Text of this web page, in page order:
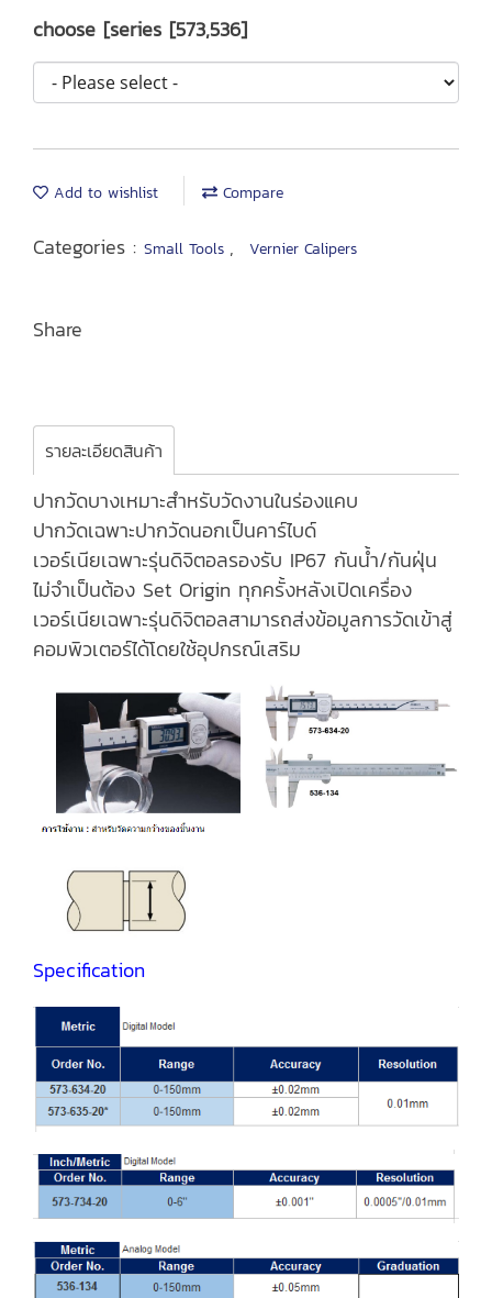
choose [series [573,536]
Add to wishlist Compare
Categories : Small Tools , Vernier Calipers
Share
รายละเอียดสินค้า
ปากวัดบางเหมาะสำหรับวัดงานในร่องแคบ
ปากวัดเฉพาะปากวัดนอกเป็นคาร์ไบด์
เวอร์เนียเฉพาะรุ่นดิจิตอลรองรับ IP67 กันน้ำ/กันฝุ่น
ไม่จำเป็นต้อง Set Origin ทุกครั้งหลังเปิดเครื่อง
เวอร์เนียเฉพาะรุ่นดิจิตอลสามารถส่งข้อมูลการวัดเข้าสู่
คอมพิวเตอร์ได้โดยใช้อุปกรณ์เสริม
Specification